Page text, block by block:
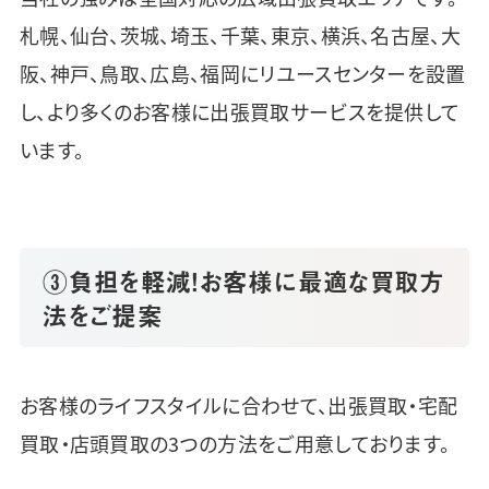
札幌、仙台、茨城、埼玉、千葉、東京、横浜、名古屋、大
阪、神戸、鳥取、広島、福岡にリユースセンターを設置
し、より多くのお客様に出張買取サービスを提供して
います。
③負担を軽減！お客様に最適な買取方
法をご提案
お客様のライフスタイルに合わせて、出張買取・宅配
買取・店頭買取の3つの方法をご用意しております。